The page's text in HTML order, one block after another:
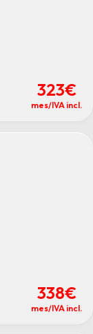
323€
mes/IVA incl.
338€
mes/IVA incl.